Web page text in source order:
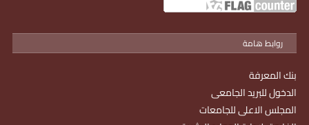
روابط هامة
بنك المعرفة
الدخول للبريد الجامعى
المجلس الاعلى للجامعات